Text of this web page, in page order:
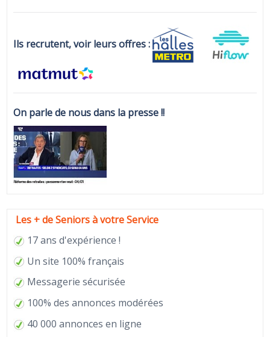
Ils recrutent, voir leurs offres :
On parle de nous dans la presse !!
Les + de Seniors à votre Service
17 ans d'expérience !
Un site 100% français
Messagerie sécurisée
100% des annonces modérées
40 000 annonces en ligne